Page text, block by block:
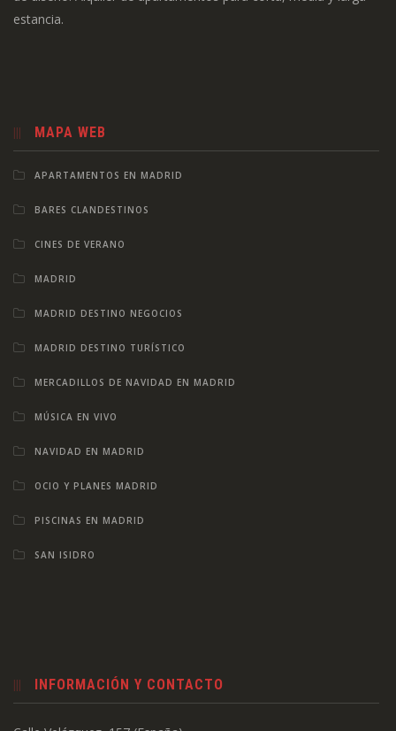
estancia.
MAPA WEB
APARTAMENTOS EN MADRID
BARES CLANDESTINOS
CINES DE VERANO
MADRID
MADRID DESTINO NEGOCIOS
MADRID DESTINO TURÍSTICO
MERCADILLOS DE NAVIDAD EN MADRID
MÚSICA EN VIVO
NAVIDAD EN MADRID
OCIO Y PLANES MADRID
PISCINAS EN MADRID
SAN ISIDRO
INFORMACIÓN Y CONTACTO